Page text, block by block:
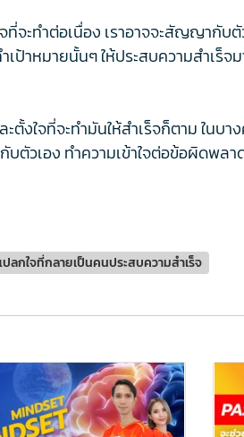
จะทำต่อเนื่อง เราอาจจะสัญญากับ
ป้าหมายนั้นๆ ให้ประสบความสำเร็จ
ตั้งใจที่จะทำมันให้สำเร็จก็ตาม ใน
ตัวเอง ทำความเข้าใจต่อข้อผิดพล
ปลกใจที่กลายเป็นคนประสบความสำเร็จ